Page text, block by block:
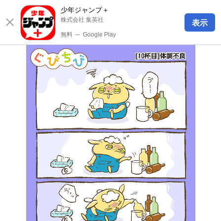
少年ジャンプ＋
株式会社 集英社
無料 ─ Google Play
表示